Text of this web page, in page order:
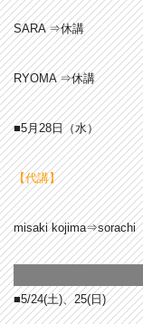
SARA ⇒休講
RYOMA ⇒休講
■5月28日（水）
【代講】
misaki kojima⇒sorachi
■5/24(土)、25(日)